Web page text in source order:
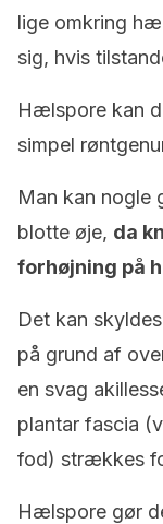
lige omkring
sig, hvis
Hælspore kan
simpel
Man kan nogle
blotte øje, da
forhøjning på
Det kan
på grund af
en svag
plantar fascia
fod) strækkes
Hælspore gør